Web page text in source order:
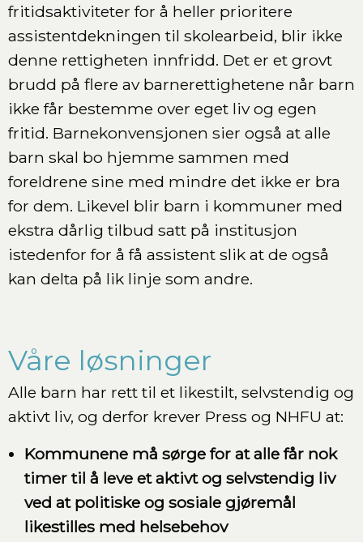
fritidsaktiviteter for å heller prioritere
assistentdekningen til skolearbeid, blir ikke
denne rettigheten innfridd. Det er et grovt
brudd på flere av barnerettighetene når barn
ikke får bestemme over eget liv og egen
fritid. Barnekonvensjonen sier også at alle
barn skal bo hjemme sammen med
foreldrene sine med mindre det ikke er bra
for dem. Likevel blir barn i kommuner med
ekstra dårlig tilbud satt på institusjon
istedenfor for å få assistent slik at de også
kan delta på lik linje som andre.
Våre løsninger
Alle barn har rett til et likestilt, selvstendig og
aktivt liv, og derfor krever Press og NHFU at:
Kommunene må sørge for at alle får nok
timer til å leve et aktivt og selvstendig liv
ved at politiske og sosiale gjøremål
likestilles med helsebehov